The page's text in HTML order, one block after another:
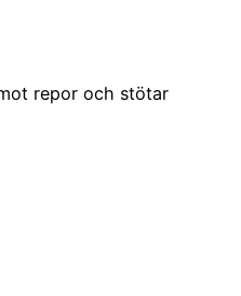
repor och stötar